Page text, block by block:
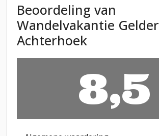
Beoordeling van
Wandelvakantie
Achterhoek
8,5